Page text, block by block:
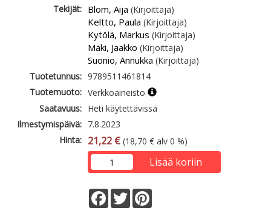
Tekijät: Blom, Aija (Kirjoittaja)
Keltto, Paula (Kirjoittaja)
Kytölä, Markus (Kirjoittaja)
Mäki, Jaakko (Kirjoittaja)
Suonio, Annukka (Kirjoittaja)
Tuotetunnus: 9789511461814
Tuotemuoto: Verkkoaineisto
Saatavuus: Heti käytettävissä
Ilmestymispäivä: 7.8.2023
Hinta: 21,22 € (18,70 € alv 0 %)
Lisää koriin
Facebook
Twitter